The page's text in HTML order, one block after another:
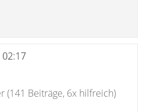
(141 Beiträge, 6x hilfreich)